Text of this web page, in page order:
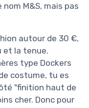
M&S, mais pas
autour de 30 €,
et la tenue.
type Dockers
costume, tu es
"finition haut de
cher. Donc pour